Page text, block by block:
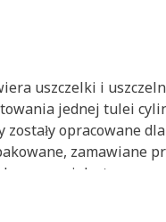
uszczelki i
jednej tulei
zostały opracowane
zamawiane
i dostarczane
oszczędność czasu i